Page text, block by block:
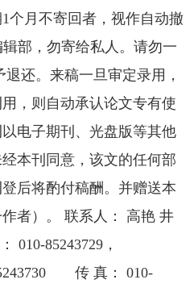
个月不寄回者，视作自动撤
，勿寄给私人。请勿一
还。来稿一旦审定录用，
，则自动承认论文专有使
电子期刊、光盘版等其他
本刊同意，该文的任何部
后将酌付稿酬。并赠送本
者）。 联系人： 高艳 井
010-85243729，
传 真： 010-